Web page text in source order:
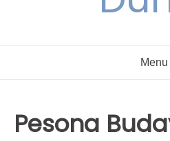
Menu
Pesona